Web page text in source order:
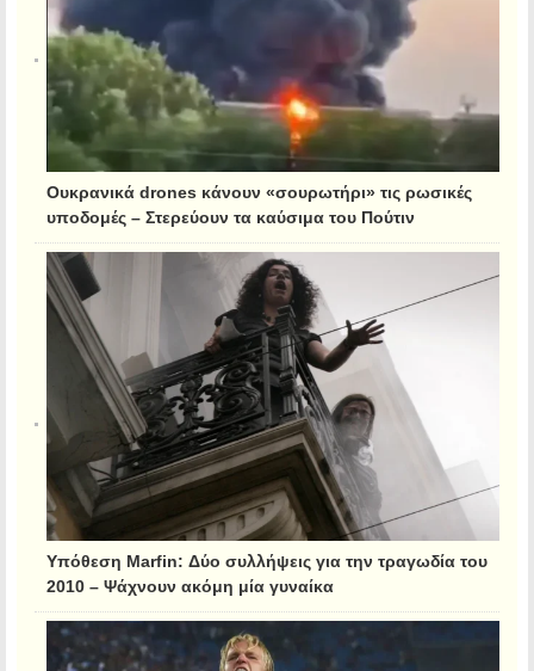
Ουκρανικά drones κάνουν «σουρωτήρι» τις ρωσικές
υποδομές – Στερεύουν τα καύσιμα του Πούτιν
Υπόθεση Marfin: Δύο συλλήψεις για την τραγωδία του
2010 – Ψάχνουν ακόμη μία γυναίκα